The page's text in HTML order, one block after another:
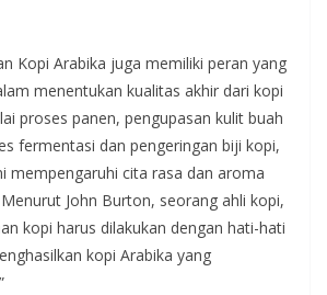
Kopi Arabika juga memiliki peran yang
menentukan kualitas akhir dari kopi
proses panen, pengupasan kulit buah
fermentasi dan pengeringan biji kopi,
mempengaruhi cita rasa dan aroma
John Burton, seorang ahli kopi,
kopi harus dilakukan dengan hati-hati
kopi Arabika yang